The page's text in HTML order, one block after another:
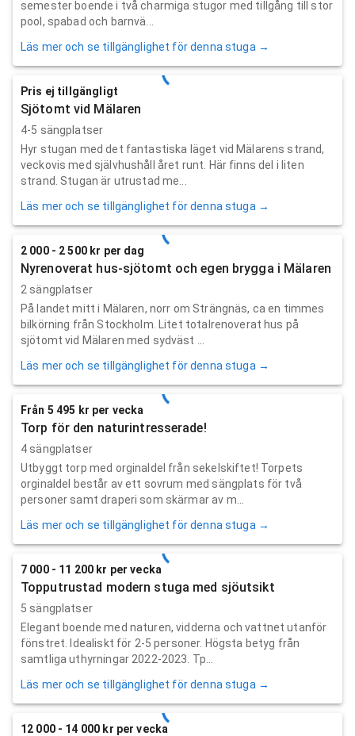
semester boende i två charmiga stugor med tillgång till stor
pool, spabad och barnvä...
Läs mer och se tillgänglighet för denna stuga →
Pris ej tillgängligt
Sjötomt vid Mälaren
4-5 sängplatser
Hyr stugan med det fantastiska läget vid Mälarens strand,
veckovis med självhushåll året runt. Här finns del i liten
strand. Stugan är utrustad me...
Läs mer och se tillgänglighet för denna stuga →
2 000 - 2 500 kr per dag
Nyrenoverat hus-sjötomt och egen brygga i Mälaren
2 sängplatser
På landet mitt i Mälaren, norr om Strängnäs, ca en timmes
bilkörning från Stockholm. Litet totalrenoverat hus på
sjötomt vid Mälaren med sydväst ...
Läs mer och se tillgänglighet för denna stuga →
Från 5 495 kr per vecka
Torp för den naturintresserade!
4 sängplatser
Utbyggt torp med orginaldel från sekelskiftet! Torpets
orginaldel består av ett sovrum med sängplats för två
personer samt draperi som skärmar av m...
Läs mer och se tillgänglighet för denna stuga →
7 000 - 11 200 kr per vecka
Topputrustad modern stuga med sjöutsikt
5 sängplatser
Elegant boende med naturen, vidderna och vattnet utanför
fönstret. Idealiskt för 2-5 personer. Högsta betyg från
samtliga uthyrningar 2022-2023. Tp...
Läs mer och se tillgänglighet för denna stuga →
12 000 - 14 000 kr per vecka